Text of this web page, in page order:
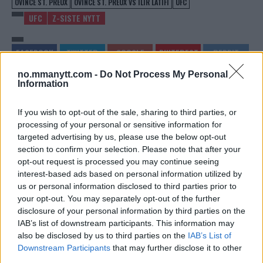
no.mmanytt.com - Do Not Process My Personal
Information
If you wish to opt-out of the sale, sharing to third parties, or
processing of your personal or sensitive information for
targeted advertising by us, please use the below opt-out
section to confirm your selection. Please note that after your
opt-out request is processed you may continue seeing
interest-based ads based on personal information utilized by
us or personal information disclosed to third parties prior to
your opt-out. You may separately opt-out of the further
disclosure of your personal information by third parties on the
IAB’s list of downstream participants. This information may
also be disclosed by us to third parties on the IAB’s List of
Downstream Participants that may further disclose it to other
OVINCE ST. PREUX OVINCE ST. PREUX VS ILIR LATIFI UFC
UFC Z-SISTE NYTT
HOPPE INN MOT FRANKIE
EDGAR PÅ UFC 222: “JEG
SKAL SLÅSS IGJEN.
PUNKTUM”
John-Feb 23, 2018
SOUZA MØTER
TOPPRANGERT
MOTSTANDER I RIO DE
JANEIRO, BRASIL.
John-Feb 23, 2018